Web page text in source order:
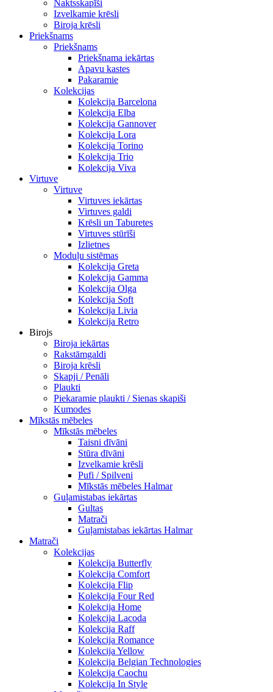
Naktsskapīši
Izvelkamie krēsli
Biroja krēsli
Priekšnams
Priekšnams
Priekšnama iekārtas
Apavu kastes
Pakaramie
Kolekcijas
Kolekcija Barcelona
Kolekcija Elba
Kolekcija Gannover
Kolekcija Lora
Kolekcija Torino
Kolekcija Trio
Kolekcija Viva
Virtuve
Virtuve
Virtuves iekārtas
Virtuves galdi
Krēsli un Taburetes
Virtuves stūrīši
Izlietnes
Moduļu sistēmas
Kolekcija Greta
Kolekcija Gamma
Kolekcija Olga
Kolekcija Soft
Kolekcija Livia
Kolekcija Retro
Birojs
Biroja iekārtas
Rakstāmgaldi
Biroja krēsli
Skapji / Penāli
Plaukti
Piekaramie plaukti / Sienas skapiši
Kumodes
Mīkstās mēbeles
Mīkstās mēbeles
Taisni dīvāni
Stūra dīvāni
Izvelkamie krēsli
Pufi / Spilveni
Mīkstās mēbeles Halmar
Guļamistabas iekārtas
Gultas
Matrači
Guļamistabas iekārtas Halmar
Matrači
Kolekcijas
Kolekcija Butterfly
Kolekcija Comfort
Kolekcija Flip
Kolekcija Four Red
Kolekcija Home
Kolekcija Lacoda
Kolekcija Raff
Kolekcija Romance
Kolekcija Yellow
Kolekcija Belgian Technologies
Kolekcija Caochu
Kolekcija In Style